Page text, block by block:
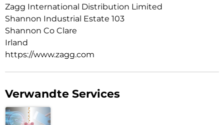
Zagg International Distribution Limited
Shannon Industrial Estate 103
Shannon Co Clare
Irland
https://www.zagg.com
Verwandte Services